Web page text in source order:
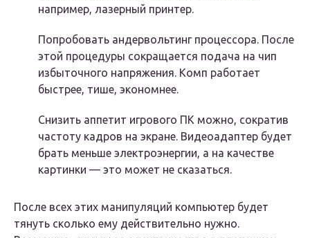
например, лазерный принтер.
Попробовать андервольтинг процессора. После
этой процедуры сокращается подача на чип
избыточного напряжения. Комп работает
быстрее, тише, экономнее.
Снизить аппетит игрового ПК можно, сократив
частоту кадров на экране. Видеоадаптер будет
брать меньше электроэнергии, а на качестве
картинки — это может не сказаться.
После всех этих манипуляций компьютер будет
тянуть сколько ему действительно нужно.